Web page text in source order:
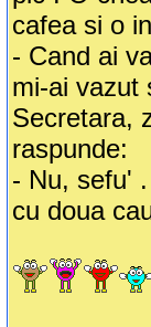
cafea si o
- Cand ai
mi-ai vazut
Secretara,
raspunde:
- Nu, sefu'
cu doua